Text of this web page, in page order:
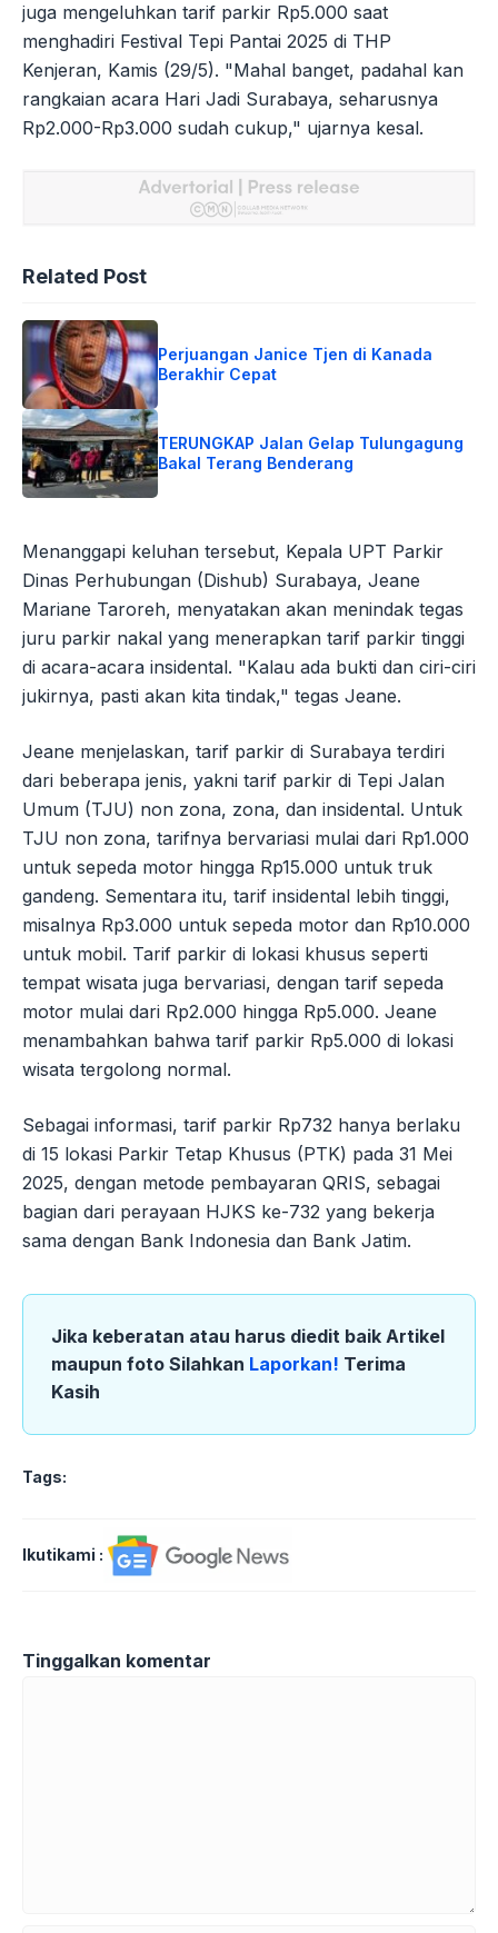
juga mengeluhkan tarif parkir Rp5.000 saat
menghadiri Festival Tepi Pantai 2025 di THP
Kenjeran, Kamis (29/5). "Mahal banget, padahal kan
rangkaian acara Hari Jadi Surabaya, seharusnya
Rp2.000-Rp3.000 sudah cukup," ujarnya kesal.
Related Post
Perjuangan Janice Tjen di Kanada
Berakhir Cepat
TERUNGKAP Jalan Gelap Tulungagung
Bakal Terang Benderang
Menanggapi keluhan tersebut, Kepala UPT Parkir
Dinas Perhubungan (Dishub) Surabaya, Jeane
Mariane Taroreh, menyatakan akan menindak tegas
juru parkir nakal yang menerapkan tarif parkir tinggi
di acara-acara insidental. "Kalau ada bukti dan ciri-ciri
jukirnya, pasti akan kita tindak," tegas Jeane.
Jeane menjelaskan, tarif parkir di Surabaya terdiri
dari beberapa jenis, yakni tarif parkir di Tepi Jalan
Umum (TJU) non zona, zona, dan insidental. Untuk
TJU non zona, tarifnya bervariasi mulai dari Rp1.000
untuk sepeda motor hingga Rp15.000 untuk truk
gandeng. Sementara itu, tarif insidental lebih tinggi,
misalnya Rp3.000 untuk sepeda motor dan Rp10.000
untuk mobil. Tarif parkir di lokasi khusus seperti
tempat wisata juga bervariasi, dengan tarif sepeda
motor mulai dari Rp2.000 hingga Rp5.000. Jeane
menambahkan bahwa tarif parkir Rp5.000 di lokasi
wisata tergolong normal.
Sebagai informasi, tarif parkir Rp732 hanya berlaku
di 15 lokasi Parkir Tetap Khusus (PTK) pada 31 Mei
2025, dengan metode pembayaran QRIS, sebagai
bagian dari perayaan HJKS ke-732 yang bekerja
sama dengan Bank Indonesia dan Bank Jatim.
Jika keberatan atau harus diedit baik Artikel
maupun foto Silahkan Laporkan! Terima
Kasih
Tags:
Ikutikami :
Tinggalkan komentar